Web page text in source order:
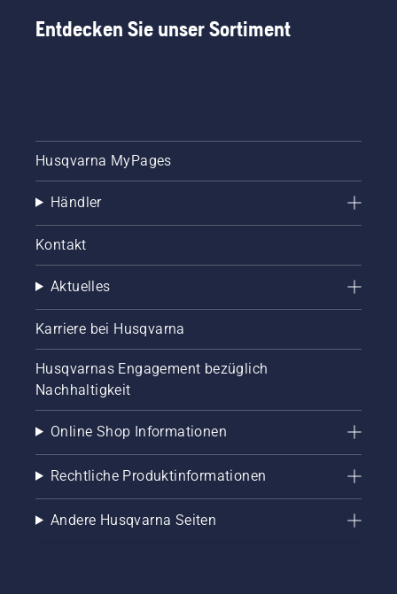
Entdecken Sie unser Sortiment
Husqvarna MyPages
Händler
Kontakt
Aktuelles
Karriere bei Husqvarna
Husqvarnas Engagement bezüglich
Nachhaltigkeit
Online Shop Informationen
Rechtliche Produktinformationen
Andere Husqvarna Seiten